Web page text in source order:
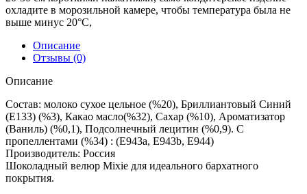
охладите в морозильной камере, чтобы температура была не
выше минус 20°C,
Описание
Отзывы (0)
Описание
Состав: молоко сухое цельное (%20), Бриллиантовый Синий
(E133) (%3), Какао масло(%32), Сахар (%10), Ароматизатор
(Ваниль) (%0,1), Подсолнечный лецитин (%0,9). С
пропеллентами (%34) : (E943a, E943b, E944)
Производитель: Россия
Шоколадный велюр Mixie для идеального бархатного
покрытия.